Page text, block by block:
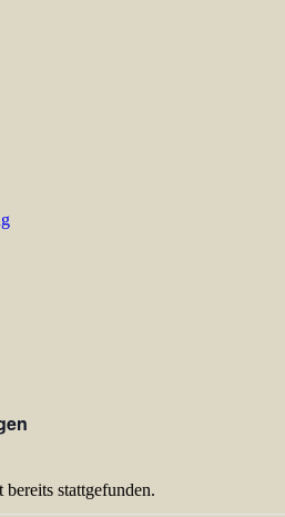
Garten
bereits stattgefunden.